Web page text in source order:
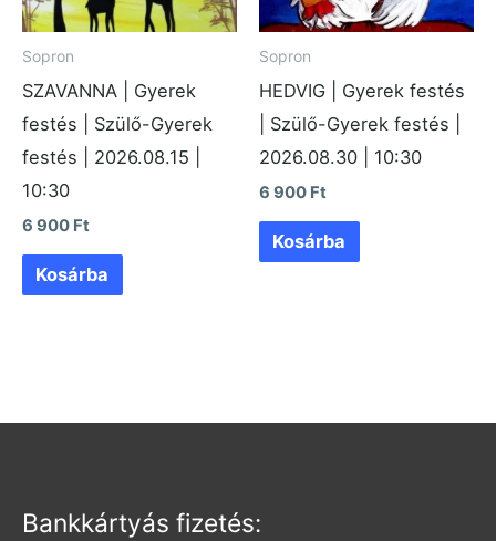
Sopron
SZAVANNA | Gyerek
festés | Szülő-Gyerek
festés | 2026.08.15 |
10:30
6 900 Ft
Kosárba
Sopron
HEDVIG | Gyerek festés
| Szülő-Gyerek festés |
2026.08.30 | 10:30
6 900 Ft
Kosárba
Bankkártyás fizetés: